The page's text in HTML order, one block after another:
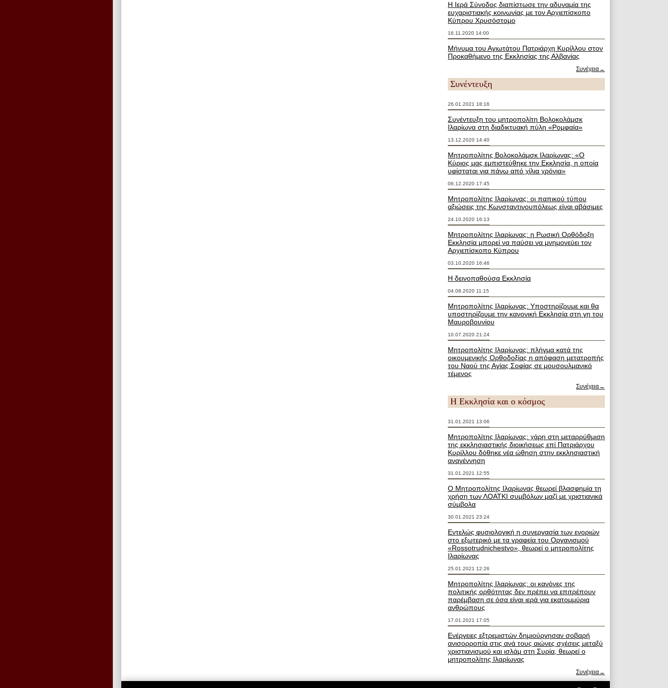
Η Ιερά Σύνοδος διαπίστωσε την αδυναμία της
ευχαριστιακής κοινωνίας με τον Αρχιεπίσκοπο
Κύπρου Χρυσόστομο
16.11.2020 14:00
Μήνυμα του Αγιωτάτου Πατριάρχη Κυρίλλου στον
Προκαθήμενο της Εκκλησίας της Αλβανίας
Συνέχεια→
Συνέντευξη
26.01.2021 18:16
Συνέντευξη του μητροπολίτη Βολοκολάμσκ
Ιλαρίωνα στη διαδικτυακή πύλη «Ρομφαία»
13.12.2020 14:40
Μητροπολίτης Βολοκολάμσκ Ιλαρίωνας: «Ο
Κύριος μας εμπιστεύθηκε την Εκκλησία, η οποία
υφίσταται για πάνω από χίλια χρόνια»
06.12.2020 17:45
Μητροπολίτης Ιλαρίωνας: οι παπικού τύπου
αξιώσεις της Κωνσταντινουπόλεως είναι αβάσιμες
24.10.2020 16:13
Μητροπολίτης Ιλαρίωνας: η Ρωσική Ορθόδοξη
Εκκλησία μπορεί να παύσει να μνημονεύει τον
Αρχιεπίσκοπο Κύπρου
03.10.2020 16:46
Η δεινοπαθούσα Εκκλησία
04.08.2020 11:15
Μητροπολίτης Ιλαρίωνας: Υποστηρίζουμε και θα
υποστηρίζουμε την κανονική Εκκλησία στη γη του
Μαυροβουνίου
10.07.2020 21:24
Μητροπολίτης Ιλαρίωνας: πλήγμα κατά της
οικουμενικής Ορθοδοξίας η απόφαση μετατροπής
του Ναού της Αγίας Σοφίας σε μουσουλμανικό
τέμενος
Συνέχεια→
Η Εκκλησία και ο κόσμος
31.01.2021 13:06
Μητροπολίτης Ιλαρίωνας: χάρη στη μεταρρύθμιση
της εκκλησιαστικής διοικήσεως επί Πατριάρχου
Κυρίλλου δόθηκε νέα ώθηση στην εκκλησιαστική
αναγέννηση
31.01.2021 12:55
Ο Μητροπολίτης Ιλαρίωνας θεωρεί βλασφημία τη
χρήση των ΛΟΑΤΚΙ συμβόλων μαζί με χριστιανικά
σύμβολα
30.01.2021 23:24
Εντελώς φυσιολογική η συνεργασία των ενοριών
στο εξωτερικό με τα γραφεία του Οργανισμού
«Rossotrudnichestvo», θεωρεί ο μητροπολίτης
Ιλαρίωνας
25.01.2021 12:26
Μητροπολίτης Ιλαρίωνας: οι κανόνες της
πολιτικής ορθότητας δεν πρέπει να επιτρέπουν
παρέμβαση σε όσα είναι ιερά για εκατομμύρια
ανθρώπους
17.01.2021 17:05
Ενέργειες εξτρεμιστών δημιούργησαν σοβαρή
ανισορροπία στις ανά τους αιώνες σχέσεις μεταξύ
χριστιανισμού και ισλάμ στη Συρία, θεωρεί ο
μητροπολίτης Ιλαρίωνας
Συνέχεια→